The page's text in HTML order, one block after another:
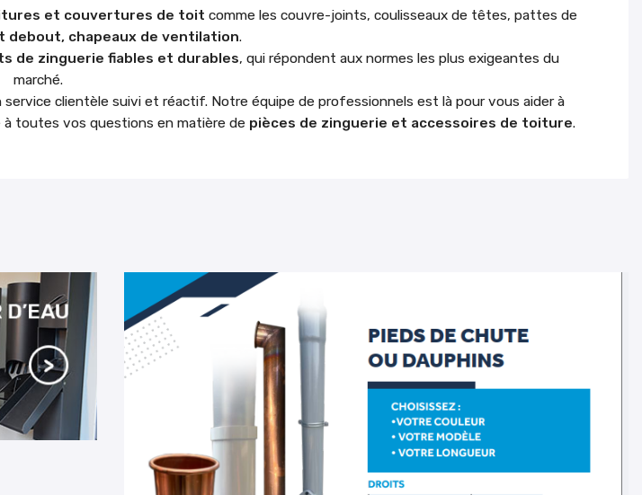
et couvertures de toit comme les couvre-joints, coulisseaux de têtes, pattes de
debout, chapeaux de ventilation.
de zinguerie fiables et durables, qui répondent aux normes les plus exigeantes du
marché.
clientèle suivi et réactif. Notre équipe de professionnels est là pour vous aider à
toutes vos questions en matière de pièces de zinguerie et accessoires de toiture.